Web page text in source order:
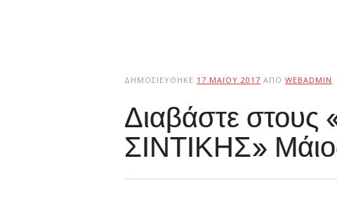
ΔΗΜΟΣΙΕΎΘΗΚΕ 17 ΜΑΪ́ΟΥ 2017 ΑΠΌ WEBADMIN
Διαβάστε
ΣΙΝΤΙΚΗΣ»